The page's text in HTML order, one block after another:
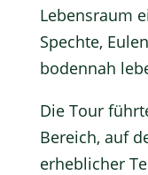
Lebensraum
Spechte,
bodennah
Die Tour
Bereich, auf
erheblicher